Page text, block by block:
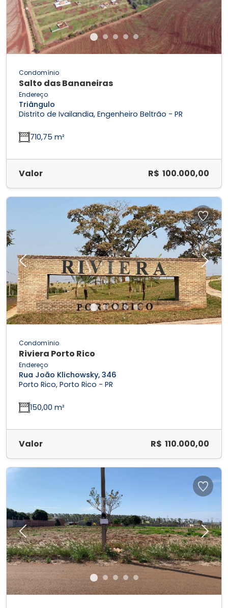
Condomínio
Salto das Bananeiras
Endereço
Triângulo
Distrito de Ivailandia, Engenheiro Beltrão - PR
710,75 m²
Valor R$ 100.000,00
Previous Next
Condomínio
Riviera Porto Rico
Endereço
Rua João Klichowsky, 346
Porto Rico, Porto Rico - PR
150,00 m²
Valor R$ 110.000,00
Previous Next